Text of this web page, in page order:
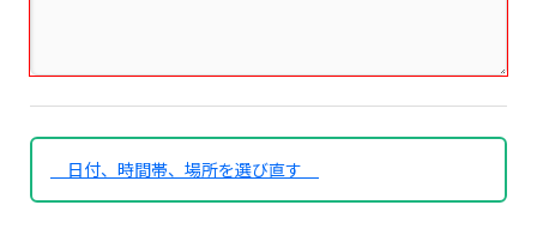
日付、時間帯、場所を選び直す